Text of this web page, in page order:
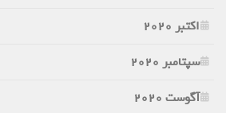
اکتبر 2020
سپتامبر 2020
آگوست 2020